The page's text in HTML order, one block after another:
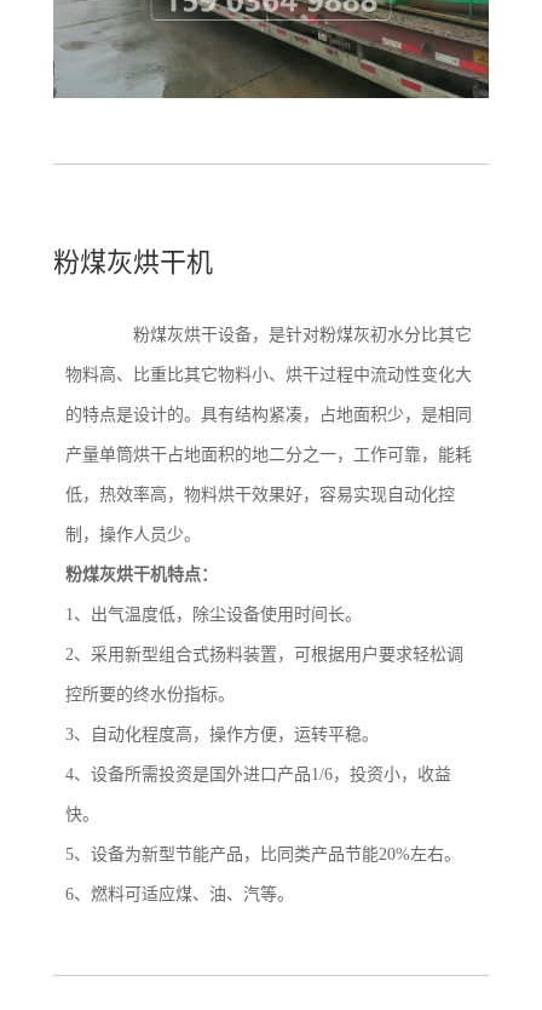
粉煤灰烘干机
粉煤灰烘干设备，是针对粉煤灰初水分比其它
物料高、比重比其它物料小、烘干过程中流动性变化大
的特点是设计的。具有结构紧凑，占地面积少，是相同
产量单筒烘干占地面积的地二分之一，工作可靠，能耗
低，热效率高，物料烘干效果好，容易实现自动化控
制，操作人员少。
粉煤灰烘干机特点：
1、出气温度低，除尘设备使用时间长。
2、采用新型组合式扬料装置，可根据用户要求轻松调
控所要的终水份指标。
3、自动化程度高，操作方便，运转平稳。
4、设备所需投资是国外进口产品1/6，投资小，收益
快。
5、设备为新型节能产品，比同类产品节能20%左右。
6、燃料可适应煤、油、汽等。